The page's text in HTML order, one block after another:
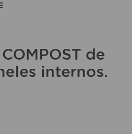
de
internos.